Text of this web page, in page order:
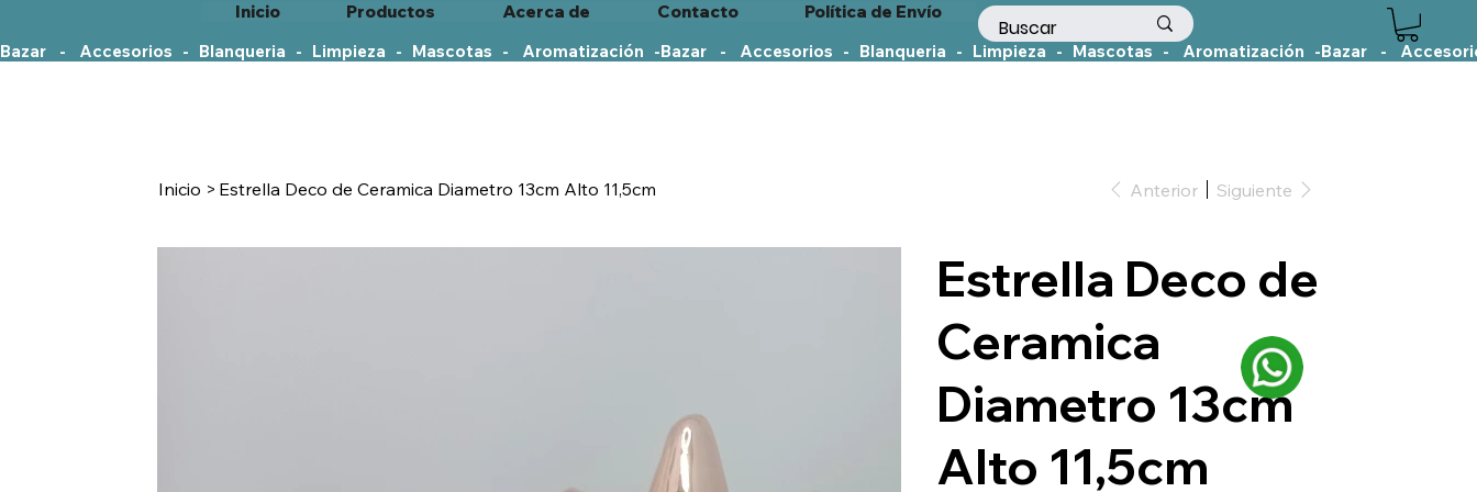
Inicio Productos Acerca de Contacto
Política de Envío
Bazar    -    Accesorios   -   Blanqueria   -   Limpieza   -   Mascotas   -    Aromatización   -
Inicio > Estrella Deco de Ceramica Diametro 13cm Alto 11,5cm Anterior Siguiente
Estrella Deco de
Ceramica
Diametro 13cm
Alto 11,5cm